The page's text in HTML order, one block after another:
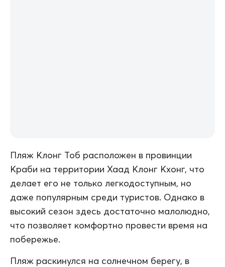
Пляж Клонг Тоб расположен в провинции
Краби на территории Хаад Клонг Кхонг, что
делает его не только легкодоступным, но
даже популярным среди туристов. Однако в
высокий сезон здесь достаточно малолюдно,
что позволяет комфортно провести время на
побережье.
Пляж раскинулся на солнечном берегу, в